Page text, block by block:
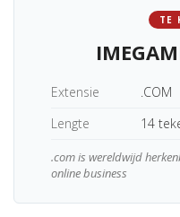
TE
Extensie
.COM
Lengte
14
.com is wereldwijd
online business